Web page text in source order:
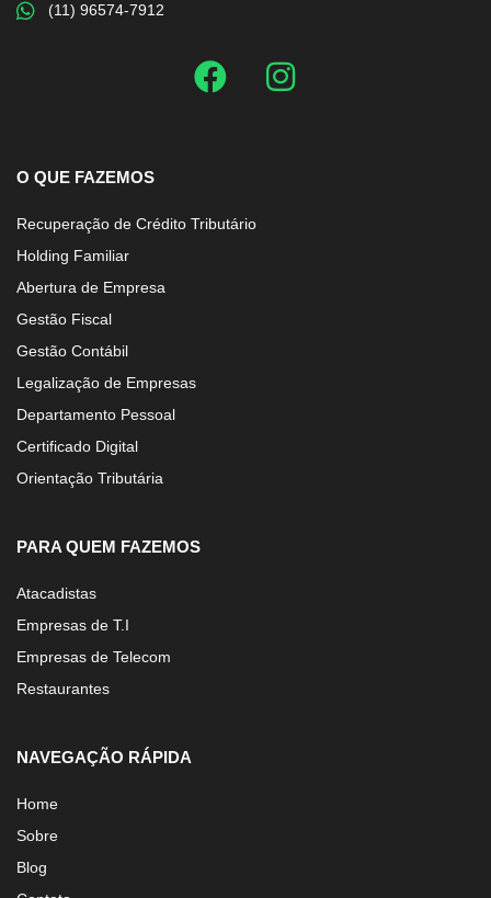
(11) 96574-7912
O QUE FAZEMOS
Recuperação de Crédito Tributário
Holding Familiar
Abertura de Empresa
Gestão Fiscal
Gestão Contábil
Legalização de Empresas
Departamento Pessoal
Certificado Digital
Orientação Tributária
PARA QUEM FAZEMOS
Atacadistas
Empresas de T.I
Empresas de Telecom
Restaurantes
NAVEGAÇÃO RÁPIDA
Home
Sobre
Blog